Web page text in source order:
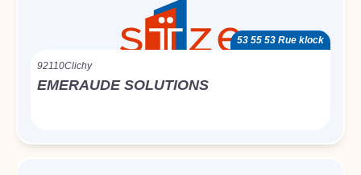
53 55 53 Rue klock
92110Clichy
EMERAUDE SOLUTIONS